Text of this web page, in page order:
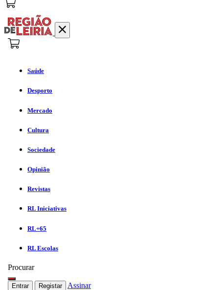
Saúde
Desporto
Mercado
Cultura
Sociedade
Opinião
Revistas
RL Iniciativas
RL+65
RL Escolas
Procurar
Entrar Registar Assinar